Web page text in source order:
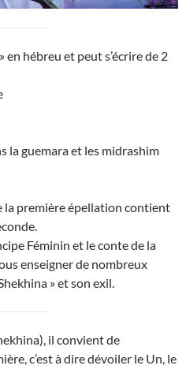
en hébreu et peut s’écrire de 2
la guemara et les midrashim
la première épellation contient
Féminin et le conte de la
enseigner de nombreux
» et son exil.
il convient de
c’est à dire dévoiler le Un, le